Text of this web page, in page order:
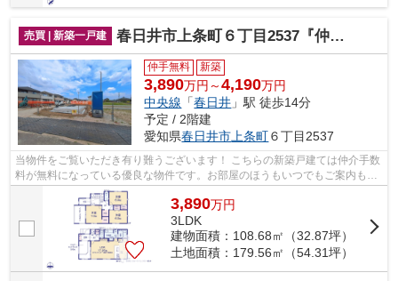
売買 | 新築一戸建 春日井市上条町６丁目2537『仲介料無料』新築戸建て
仲手無料 新築
3,890万円～4,190万円
中央線 「春日井 」駅 徒歩14分
予定 / 2階建
愛知県春日井市 上条町６丁目2537
当物件をご覧いただき有り難うございます！ こちらの新築戸建ては仲介手数
料が無料になっている優良な物件です。お部屋のほうもいつでもご案内もさ
せて頂きますのでお気軽にお問合せ下...
3,890万円
3LDK
建物面積：108.68㎡（32.87坪）
土地面積：179.56㎡（54.31坪）